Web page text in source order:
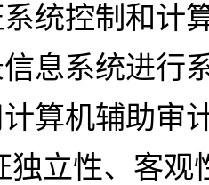
系统控制和计
信息系统进行
计算机辅助审
独立性、客